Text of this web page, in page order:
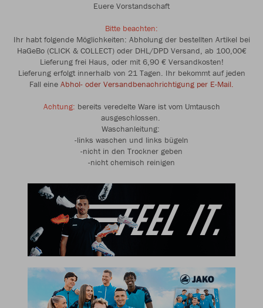
Euere Vorstandschaft
Bitte beachten:
Ihr habt folgende Möglichkeiten: Abholung der bestellten Artikel bei
HaGeBo (CLICK & COLLECT) oder DHL/DPD Versand, ab 100,00€
Lieferung frei Haus, oder mit 6,90 € Versandkosten!
Lieferung erfolgt innerhalb von 21 Tagen. Ihr bekommt auf jeden
Fall eine Abhol- oder Versandbenachrichtigung per E-Mail.
Achtung: bereits veredelte Ware ist vom Umtausch
ausgeschlossen.
Waschanleitung:
-links waschen und links bügeln
-nicht in den Trockner geben
-nicht chemisch reinigen